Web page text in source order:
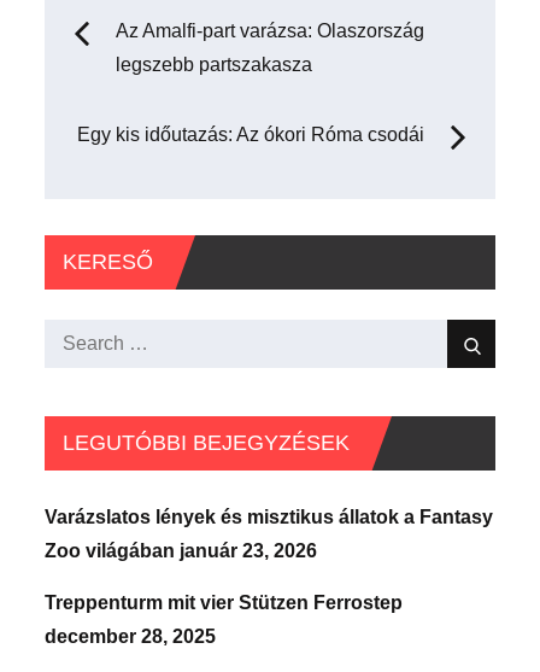
Bejegyzés
Az Amalfi-part varázsa: Olaszország
legszebb partszakasza
Egy kis időutazás: Az ókori Róma csodái
KERESŐ
Search
Search
LEGUTÓBBI BEJEGYZÉSEK
Varázslatos lények és misztikus állatok a Fantasy
Zoo világában január 23, 2026
Treppenturm mit vier Stützen Ferrostep
december 28, 2025